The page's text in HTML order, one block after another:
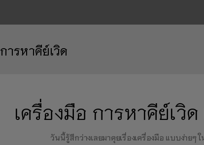
การหาคีย์เวิด
เครื่องมือ การหาคีย์เวิ
วันนี้รู้สึกว่างเลยมาคุยเรื่องเครื่องมือ แบบง่ายๆ